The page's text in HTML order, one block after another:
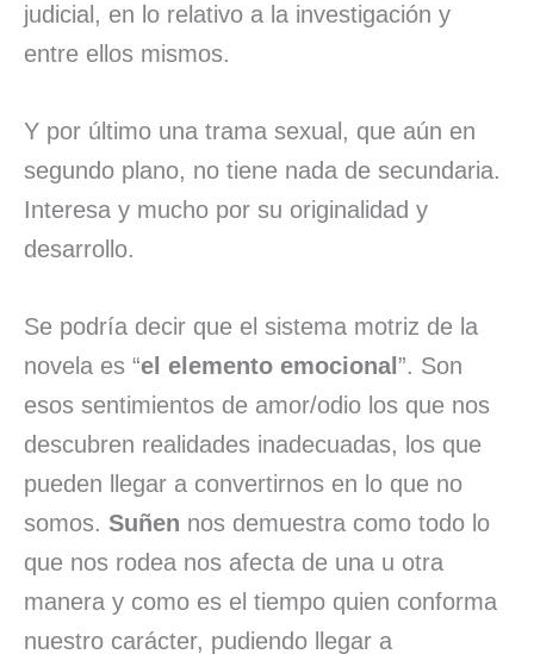
judicial, en lo relativo a la investigación y
entre ellos mismos.
Y por último una trama sexual, que aún en
segundo plano, no tiene nada de secundaria.
Interesa y mucho por su originalidad y
desarrollo.
Se podría decir que el sistema motriz de la
novela es “el elemento emocional ”. Son
esos sentimientos de amor/odio los que nos
descubren realidades inadecuadas, los que
pueden llegar a convertirnos en lo que no
somos. Suñen nos demuestra como todo lo
que nos rodea nos afecta de una u otra
manera y como es el tiempo quien conforma
nuestro carácter, pudiendo llegar a